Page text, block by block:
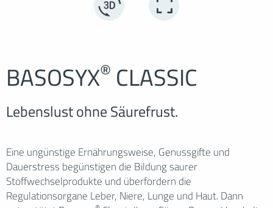
BASOSYX® CLASSIC
Lebenslust ohne Säurefrust.
Eine ungünstige Ernährungsweise, Genussgifte und
Dauerstress begünstigen die Bildung saurer
Stoffwechselprodukte und überfordern die
Regulationsorgane Leber, Niere, Lunge und Haut. Dann